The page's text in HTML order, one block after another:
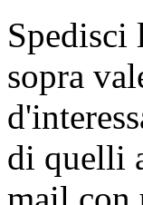
Spedisci
sopra
di quelli